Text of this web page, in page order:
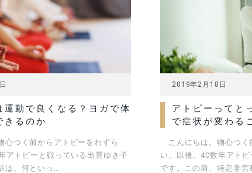
運動で良くなる？ヨガで体
きるのか
つく前からアトピーをわずら
アトピーと戦っている出雲ゆき子
は、何といっ…
2019年2月18日
アトピーってと
で症状が変わる
こんにちは。物心つく
い、以後、40数年アト
です。この前、特定非営